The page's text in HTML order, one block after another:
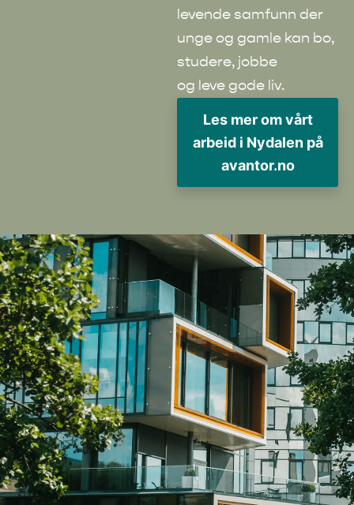
levende samfunn der
unge og gamle kan bo,
studere, jobbe
og leve gode liv.
Les mer om vårt
arbeid i Nydalen på
avantor.no